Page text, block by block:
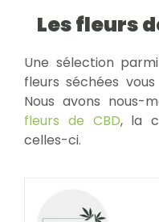
Les fleurs
Une sélection
fleurs séchées
Nous avons nous-
fleurs de CBD, la
celles-ci.